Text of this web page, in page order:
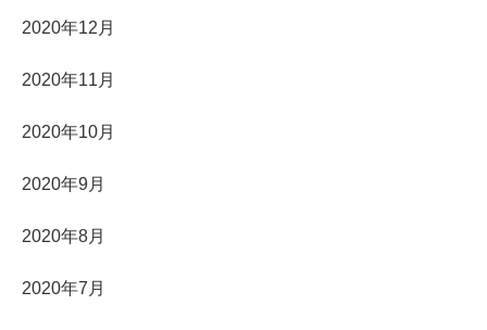
2020年12月
2020年11月
2020年10月
2020年9月
2020年8月
2020年7月